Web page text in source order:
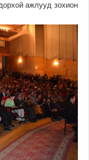
ажлууд зохион